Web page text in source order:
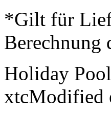
*Gilt für
Berechnung
Holiday
xtcModified